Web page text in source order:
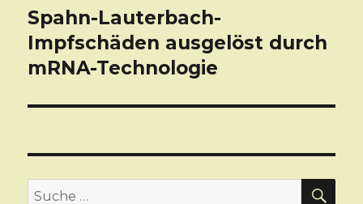
Nächster
Beitrag:
Spahn-Lauterbach-
Impfschäden ausgelöst durch
mRNA-Technologie
Suche